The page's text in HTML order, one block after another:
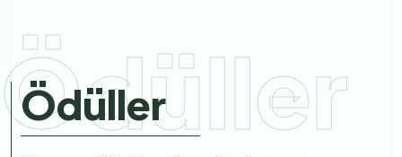
Ödüller
Ödüller